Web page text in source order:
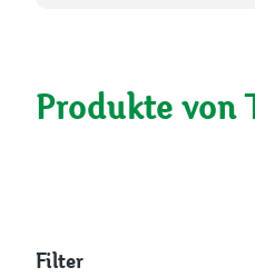
Produkte von
Filter